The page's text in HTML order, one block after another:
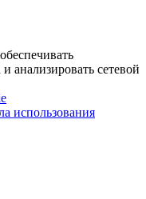
анализировать сетевой
использования